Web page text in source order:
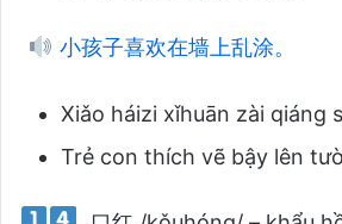
小孩子喜欢在墙上乱涂。
Xiǎo háizi xǐhuān zài qiáng
Trẻ con thích vẽ bậy lên